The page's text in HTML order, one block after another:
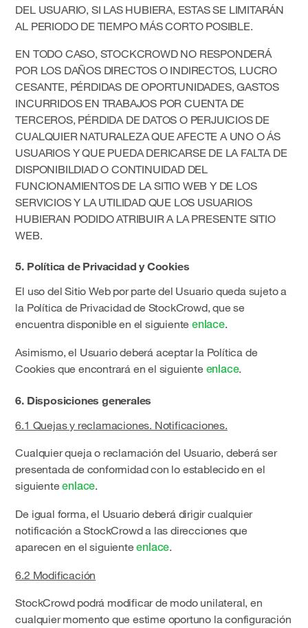
DEL USUARIO, SI LAS HUBIERA, ESTAS SE LIMITARÁN
AL PERIODO DE TIEMPO MÁS CORTO POSIBLE.
EN TODO CASO, STOCKCROWD NO RESPONDERÁ
POR LOS DAÑOS DIRECTOS O INDIRECTOS, LUCRO
CESANTE, PÉRDIDAS DE OPORTUNIDADES, GASTOS
INCURRIDOS EN TRABAJOS POR CUENTA DE
TERCEROS, PÉRDIDA DE DATOS O PERJUICIOS DE
CUALQUIER NATURALEZA QUE AFECTE A UNO O ÁS
USUARIOS Y QUE PUEDA DERICARSE DE LA FALTA DE
DISPONIBILDIAD O CONTINUIDAD DEL
FUNCIONAMIENTOS DE LA SITIO WEB Y DE LOS
SERVICIOS Y LA UTILIDAD QUE LOS USUARIOS
HUBIERAN PODIDO ATRIBUIR A LA PRESENTE SITIO
WEB.
5. Política de Privacidad y Cookies
El uso del Sitio Web por parte del Usuario queda sujeto a
la Política de Privacidad de StockCrowd, que se
encuentra disponible en el siguienteenlace.
Asimismo, el Usuario deberá aceptar la Política de
Cookies que encontrará en el siguiente enlace.
6. Disposiciones generales
6.1 Quejas y reclamaciones. Notificaciones.
Cualquier queja o reclamación del Usuario, deberá ser
presentada de conformidad con lo establecido en el
siguienteenlace.
De igual forma, el Usuario deberá dirigir cualquier
notificación a StockCrowd a las direcciones que
aparecen en el siguienteenlace.
6.2 Modificación
StockCrowd podrá modificar de modo unilateral, en
cualquier momento que estime oportuno la configuración